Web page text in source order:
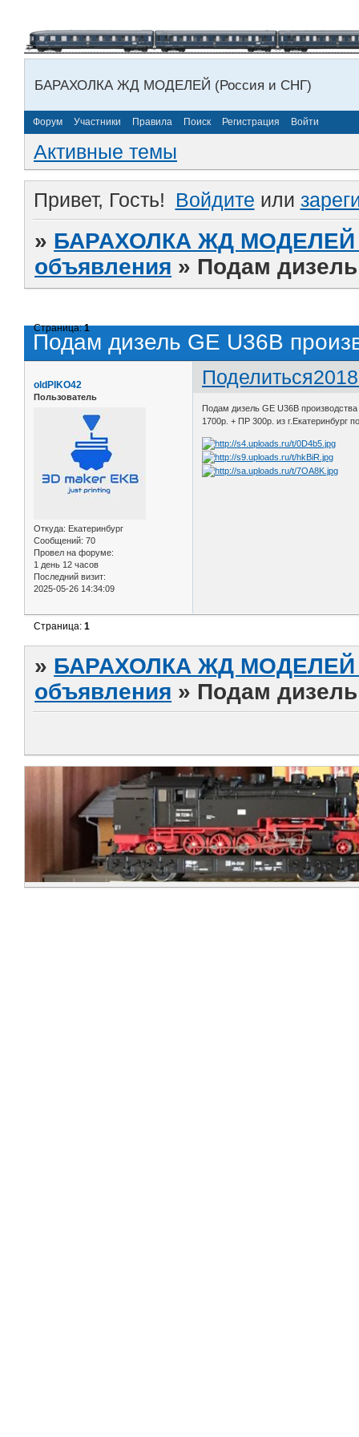
БАРАХОЛКА ЖД МОДЕЛЕЙ (Россия и СНГ)
Форум Участники Правила Поиск Регистрация Войти
Активные темы
Привет, Гость! Войдите или
» БАРАХОЛКА ЖД МОДЕЛЕЙ
объявления » Подам
Подам дизель GE U36B
Страница:1
Поделиться
oldPIKO42
Пользователь
Откуда: Екатеринбург
Сообщений: 70
Провел на форуме:
1 день 12 часов
Последний визит:
2025-05-26 14:34:09
Подам дизель GE U36B
1700р. + ПР 300р. из г.Екатеринбург
Страница:1
» БАРАХОЛКА ЖД МОДЕЛЕЙ
объявления » Подам